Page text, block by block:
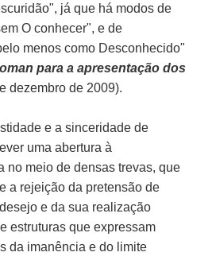
já que há modos de
O conhecer", e de
menos como Desconhecido"
para a apresentação dos
dezembro de 2009).
e a sinceridade de
uma abertura à
no meio de densas trevas, que
a rejeição da pretensão de
e da sua realização
estruturas que expressam
da imanência e do limite